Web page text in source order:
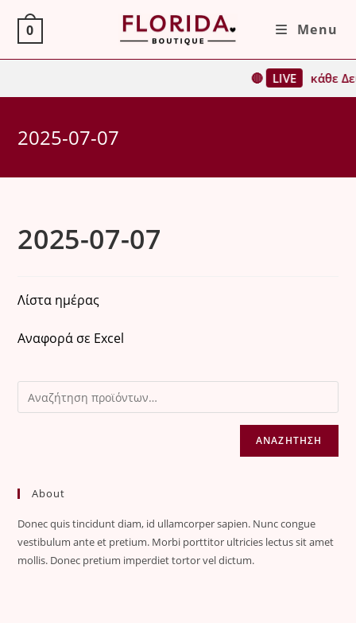
content
0 Menu
🔴 LIVE κάθε
2025-07-07
2025-07-07
Λίστα ημέρας
Αναφορά σε Excel
ΑΝΑΖΉΤΗΣΗ
About
Donec quis tincidunt diam, id ullamcorper sapien. Nunc congue
vestibulum ante et pretium. Morbi porttitor ultricies lectus sit amet
mollis. Donec pretium imperdiet tortor vel dictum.